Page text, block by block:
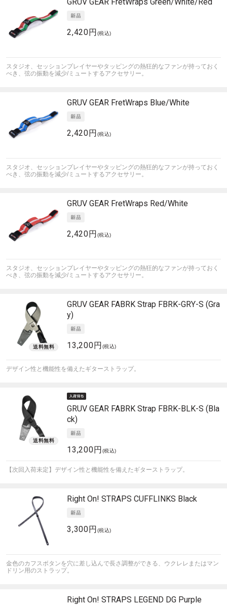
2,420円 (税込)
スタジオ、セッションプレイヤーやタッピングの熱狂的なファンが持っておく
べき、弦の振動を減少/ミュートするアクセサリー。
GRUV GEAR FretWraps Blue/White
2,420円 (税込)
スタジオ、セッションプレイヤーやタッピングの熱狂的なファンが持っておく
べき、弦の振動を減少/ミュートするアクセサリー。
GRUV GEAR FretWraps Red/White
2,420円 (税込)
スタジオ、セッションプレイヤーやタッピングの熱狂的なファンが持っておく
べき、弦の振動を減少/ミュートするアクセサリー。
GRUV GEAR FABRK Strap FBRK-GRY-S (Gra
y)
13,200円 (税込)
デザイン性と機能性を備えたギターストラップ。
GRUV GEAR FABRK Strap FBRK-BLK-S (Bla
ck)
13,200円 (税込)
【次回入荷未定】デザイン性と機能性を備えたギターストラップ。
Right On! STRAPS CUFFLINKS Black
3,300円 (税込)
金色のカフスボタンを穴に差し込んで長さ調整ができる、ウクレレまたはマン
ドリン用のストラップ。
Right On! STRAPS LEGEND DG Purple